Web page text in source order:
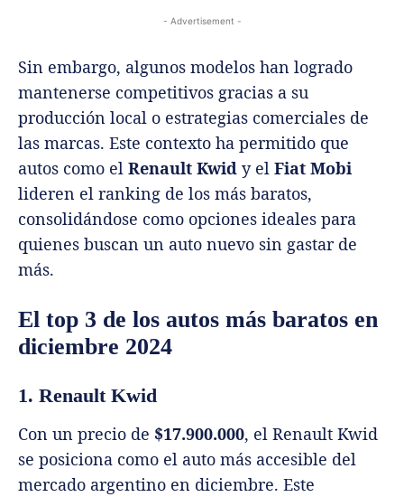
- Advertisement -
Sin embargo, algunos modelos han logrado
mantenerse competitivos gracias a su
producción local o estrategias comerciales de
las marcas. Este contexto ha permitido que
autos como el Renault Kwid y el Fiat Mobi
lideren el ranking de los más baratos,
consolidándose como opciones ideales para
quienes buscan un auto nuevo sin gastar de
más.
El top 3 de los autos más baratos en
diciembre 2024
1. Renault Kwid
Con un precio de $17.900.000, el Renault Kwid
se posiciona como el auto más accesible del
mercado argentino en diciembre. Este